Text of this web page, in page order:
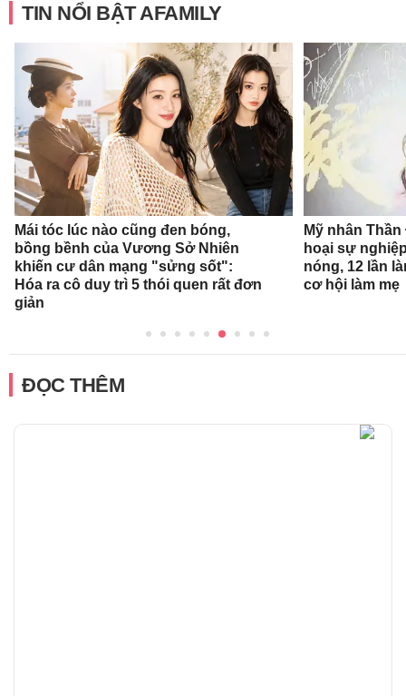
TIN NỔI BẬT AFAMILY
Mái tóc lúc nào cũng đen bóng,
bồng bềnh của Vương Sở Nhiên
khiến cư dân mạng "sửng sốt":
Hóa ra cô duy trì 5 thói quen rất đơn
giản
Mỹ nhân
hoại sự
nóng, 12 lần
cơ hội làm mẹ
ĐỌC THÊM